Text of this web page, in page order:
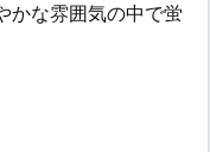
かな雰囲気の中で蛍